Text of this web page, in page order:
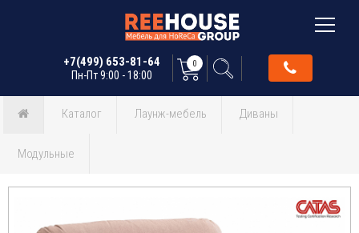
+7(499) 653-81-64
Пн-Пт 9:00 - 18:00
0
Каталог Лаунж-мебель Диваны
Модульные